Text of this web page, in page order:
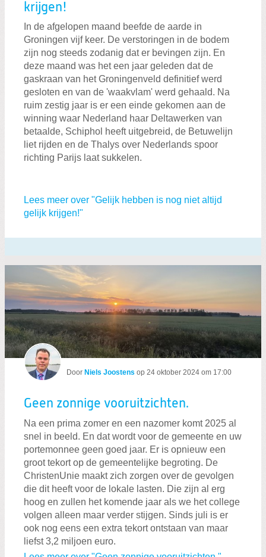
krijgen!
In de afgelopen maand beefde de aarde in
Groningen vijf keer. De verstoringen in de bodem
zijn nog steeds zodanig dat er bevingen zijn. En
deze maand was het een jaar geleden dat de
gaskraan van het Groningenveld definitief werd
gesloten en van de 'waakvlam' werd gehaald. Na
ruim zestig jaar is er een einde gekomen aan de
winning waar Nederland haar Deltawerken van
betaalde, Schiphol heeft uitgebreid, de Betuwelijn
liet rijden en de Thalys over Nederlands spoor
richting Parijs laat sukkelen.
Lees meer over "Gelijk hebben is nog niet altijd
gelijk krijgen!"
Door Niels Joostens op 24 oktober 2024 om 17:00
Geen zonnige vooruitzichten.
Na een prima zomer en een nazomer komt 2025 al
snel in beeld. En dat wordt voor de gemeente en uw
portemonnee geen goed jaar. Er is opnieuw een
groot tekort op de gemeentelijke begroting. De
ChristenUnie maakt zich zorgen over de gevolgen
die dit heeft voor de lokale lasten. Die zijn al erg
hoog en zullen het komende jaar als we het college
volgen alleen maar verder stijgen. Sinds juli is er
ook nog eens een extra tekort ontstaan van maar
liefst 3,2 miljoen euro.